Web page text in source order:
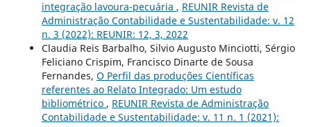
integração lavoura-pecuária , REUNIR Revista de
Administração Contabilidade e Sustentabilidade: v. 12
n. 3 (2022): REUNIR: 12, 3, 2022
Claudia Reis Barbalho, Silvio Augusto Minciotti, Sérgio
Feliciano Crispim, Francisco Dinarte de Sousa
Fernandes, O Perfil das produções Científicas
referentes ao Relato Integrado: Um estudo
bibliométrico , REUNIR Revista de Administração
Contabilidade e Sustentabilidade: v. 11 n. 1 (2021):